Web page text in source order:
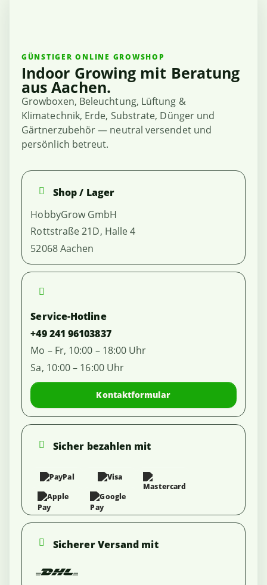
GÜNSTIGER ONLINE GROWSHOP
Indoor Growing mit Beratung
aus Aachen.
Growboxen, Beleuchtung, Lüftung &
Klimatechnik, Erde, Substrate, Dünger und
Gärtnerzubehör — neutral versendet und
persönlich betreut.
Shop / Lager
HobbyGrow GmbH
Rottstraße 21D, Halle 4
52068 Aachen
Service-Hotline
+49 241 96103837
Mo – Fr, 10:00 – 18:00 Uhr
Sa, 10:00 – 16:00 Uhr
Kontaktformular
Sicher bezahlen mit
Sicherer Versand mit